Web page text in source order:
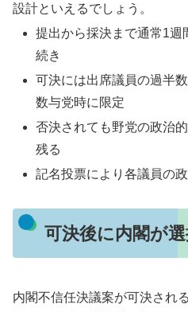
設計といえるでしょう。
提出から採決まで通常1
続き
可決には出席議員の過半
数与党時に限定
否決されても野党の政治
残る
記名投票により各議員の
可決後に内閣が
内閣不信任決議案が可決され